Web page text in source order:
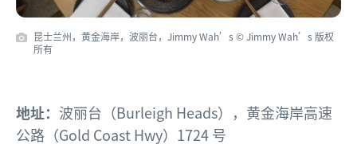
昆士兰州，黄金海岸，波丽台，Jimmy Wah’s © Jimmy Wah’s 版权
所有
地址： 波丽台（Burleigh Heads），黄金海岸高速
公路（Gold Coast Hwy）1724 号